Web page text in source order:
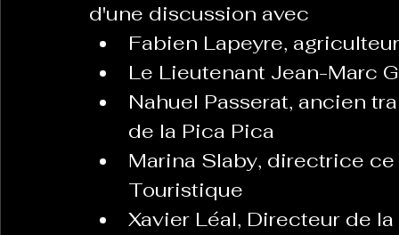
Les Transversales Politique del païs
LES ECHAPPEES OBLIQUES Sport Santé Les
d'une discussion avec
Fabien Lapeyre,
Le Lieutenant Jean-Marc
Nahuel Passerat, ancien
de la Pica Pica
Marina Slaby, directrice
Touristique
Xavier Léal, Directeur de